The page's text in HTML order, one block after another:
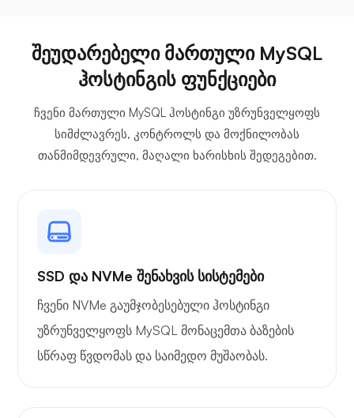
პლექსი
მავთულის დაცვა
შეუდარებელი მართული MySQL
ჰოსტინგის ფუნქციები
ჩვენი მართული MySQL ჰოსტინგი უზრუნველყოფს
სიმძლავრეს, კონტროლს და მოქნილობას
თანმიმდევრული, მაღალი ხარისხის შედეგებით.
SSD და NVMe შენახვის სისტემები
ჩვენი NVMe გაუმჯობესებული ჰოსტინგი
უზრუნველყოფს MySQL მონაცემთა ბაზების
სწრაფ წვდომას და საიმედო მუშაობას.